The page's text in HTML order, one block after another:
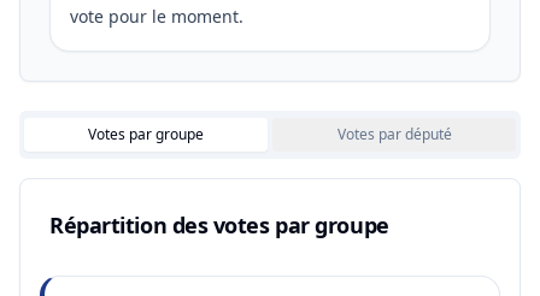
vote pour le moment.
Votes par groupe Votes par député
Répartition des votes par groupe